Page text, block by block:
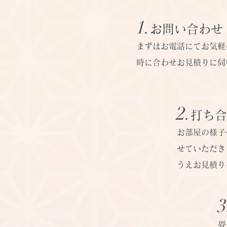
​2. 打ち
お部屋の様
せていただ
うえお見積
​1. お問い合わせ
まずはお電話にてお気
時に合わせお見積りに